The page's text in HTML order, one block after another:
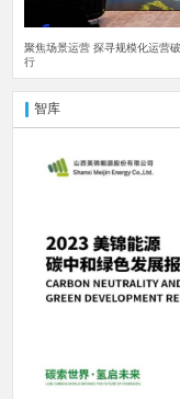
聚焦场景运营 探寻规模化运营
行
智库